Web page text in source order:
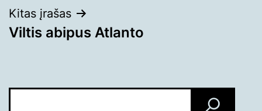
Kitas įrašas
Viltis abipus Atlanto